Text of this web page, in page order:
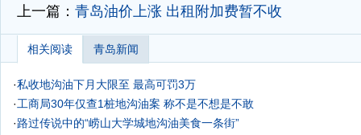
上一篇： 青岛油价上涨 出租附加费暂不收
相关阅读 青岛新闻
·私收地沟油下月大限至 最高可罚3万
·工商局30年仅查1桩地沟油案 称不是不想是不敢
·路过传说中的“崂山大学城地沟油美食一条街”